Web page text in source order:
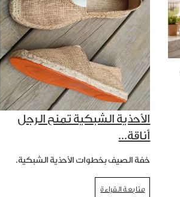
الأحذية الشبكية تمنح الرجل
أناقة...
خفة الصيف بخطوات الأحذية الشبكية.
متابعة القراءة